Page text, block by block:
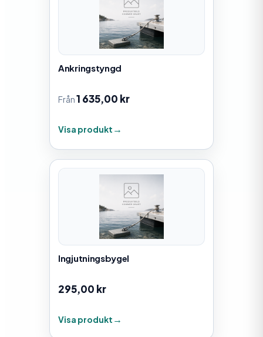
Ankringstyngd
Från1 635,00 kr
Visa produkt
Ingjutningsbygel
295,00 kr
Visa produkt